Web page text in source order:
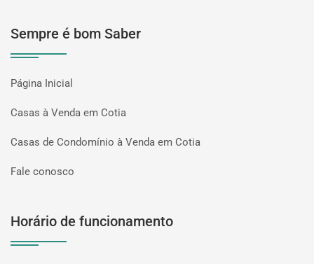
Sempre é bom Saber
Página Inicial
Casas à Venda em Cotia
Casas de Condomínio à Venda em Cotia
Fale conosco
Horário de funcionamento